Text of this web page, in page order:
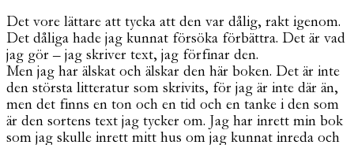
Det vore lättare att tycka att den var dålig, rakt igenom.
Det dåliga hade jag kunnat försöka förbättra. Det är vad
jag gör – jag skriver text, jag förfinar den.
Men jag har älskat och älskar den här boken. Det är inte
den största litteratur som skrivits, för jag är inte där än,
men det finns en ton och en tid och en tanke i den som
är den sortens text jag tycker om. Jag har inrett min bok
som jag skulle inrett mitt hus om jag kunnat inreda och